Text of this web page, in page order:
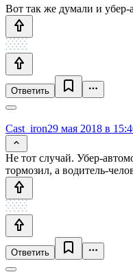
Вот так же думали и убер-
Ответить
Cast_iron29 мая 2018 в
Не тот случай. Убер-
тормозил, а водитель-
Ответить